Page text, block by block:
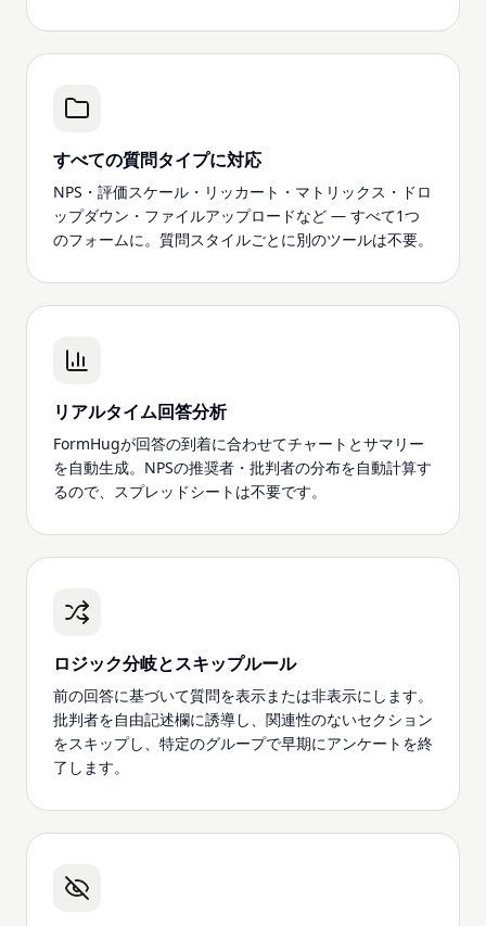
すべての質問タイプに対応
NPS・評価スケール・リッカート・マトリックス・ドロ
ップダウン・ファイルアップロードなど — すべて1つ
のフォームに。質問スタイルごとに別のツールは不要。
リアルタイム回答分析
FormHugが回答の到着に合わせてチャートとサマリー
を自動生成。NPSの推奨者・批判者の分布を自動計算す
るので、スプレッドシートは不要です。
ロジック分岐とスキップルール
前の回答に基づいて質問を表示または非表示にします。
批判者を自由記述欄に誘導し、関連性のないセクション
をスキップし、特定のグループで早期にアンケートを終
了します。